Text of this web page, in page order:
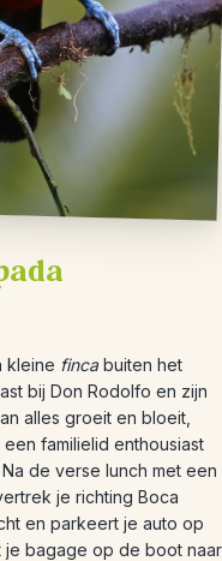
kleine fincabuiten het
bij Don Rodolfo en zijn
alles groeit en bloeit,
familielid enthousiast
de verse lunch met een
je richting Boca
en parkeert je auto op
je bagage op de boot naar